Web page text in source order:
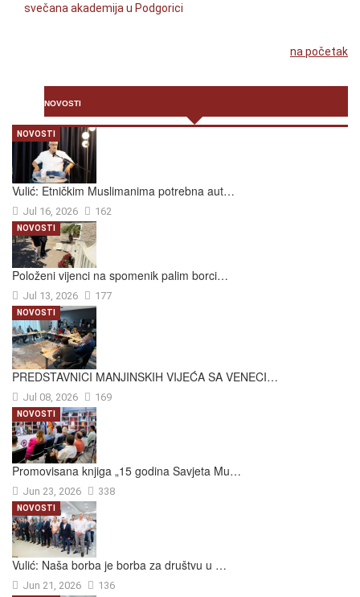
svečana akademija u Podgorici
na početak
NOVOSTI
Vulić: Etničkim Muslimanima potrebna aut…
Jul 16, 2026 162
NOVOSTI
Položeni vijenci na spomenik palim borci…
Jul 13, 2026 177
NOVOSTI
PREDSTAVNICI MANJINSKIH VIJEĆA SA VENECI…
Jul 08, 2026 169
NOVOSTI
Promovisana knjiga „15 godina Savjeta Mu…
Jun 23, 2026 338
NOVOSTI
Vulić: Naša borba je borba za društvu u …
Jun 21, 2026 136
NOVOSTI